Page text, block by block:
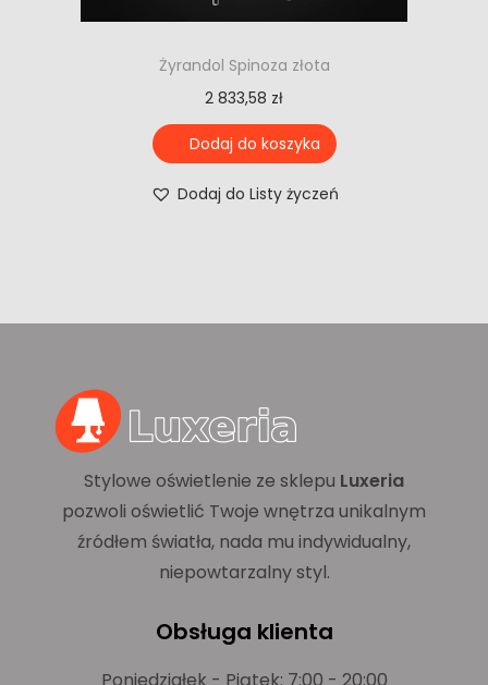
Żyrandol Spinoza złota
2 833,58 zł
Dodaj do koszyka
Dodaj do Listy życzeń
Stylowe oświetlenie ze sklepu Luxeria
pozwoli oświetlić Twoje wnętrza unikalnym
źródłem światła, nada mu indywidualny,
niepowtarzalny styl.
Obsługa klienta
Poniedziałek - Piątek: 7:00 - 20:00